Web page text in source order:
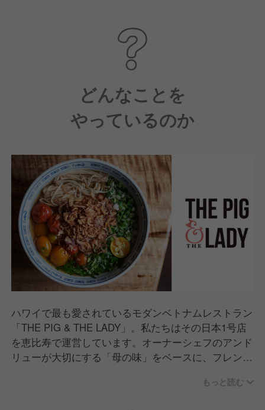
産後休暇・育児休業、介護休
暇・介護休業
どんなことを
やっているのか
ハワイで最も愛されているモダンベトナムレストラン
「THE PIG & THE LADY」。私たちはその日本1号店
を恵比寿で運営しています。オーナーシェフのアンド
リューが大切にする「母の味」をベースに、フレンチ
連日、感度の高いお客様で賑わう活気あふれる空間
もっと読む